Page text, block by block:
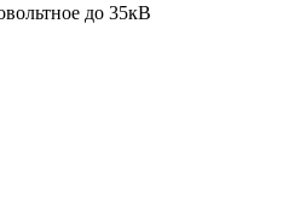
до 35кВ